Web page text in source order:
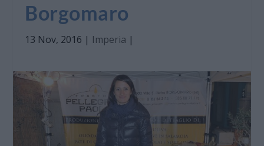
Borgomaro
13 Nov, 2016 | Imperia |